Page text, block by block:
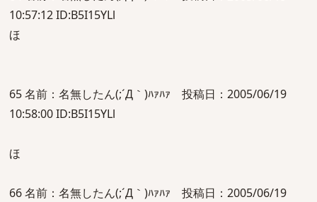
10:57:12 ID:B5I15YLl
ほ
65 名前：名無したん(;´Д｀)ﾊｧﾊｧ 投稿日：2005/06/19
10:58:00 ID:B5I15YLl
ほ
66 名前：名無したん(;´Д｀)ﾊｧﾊｧ 投稿日：2005/06/19